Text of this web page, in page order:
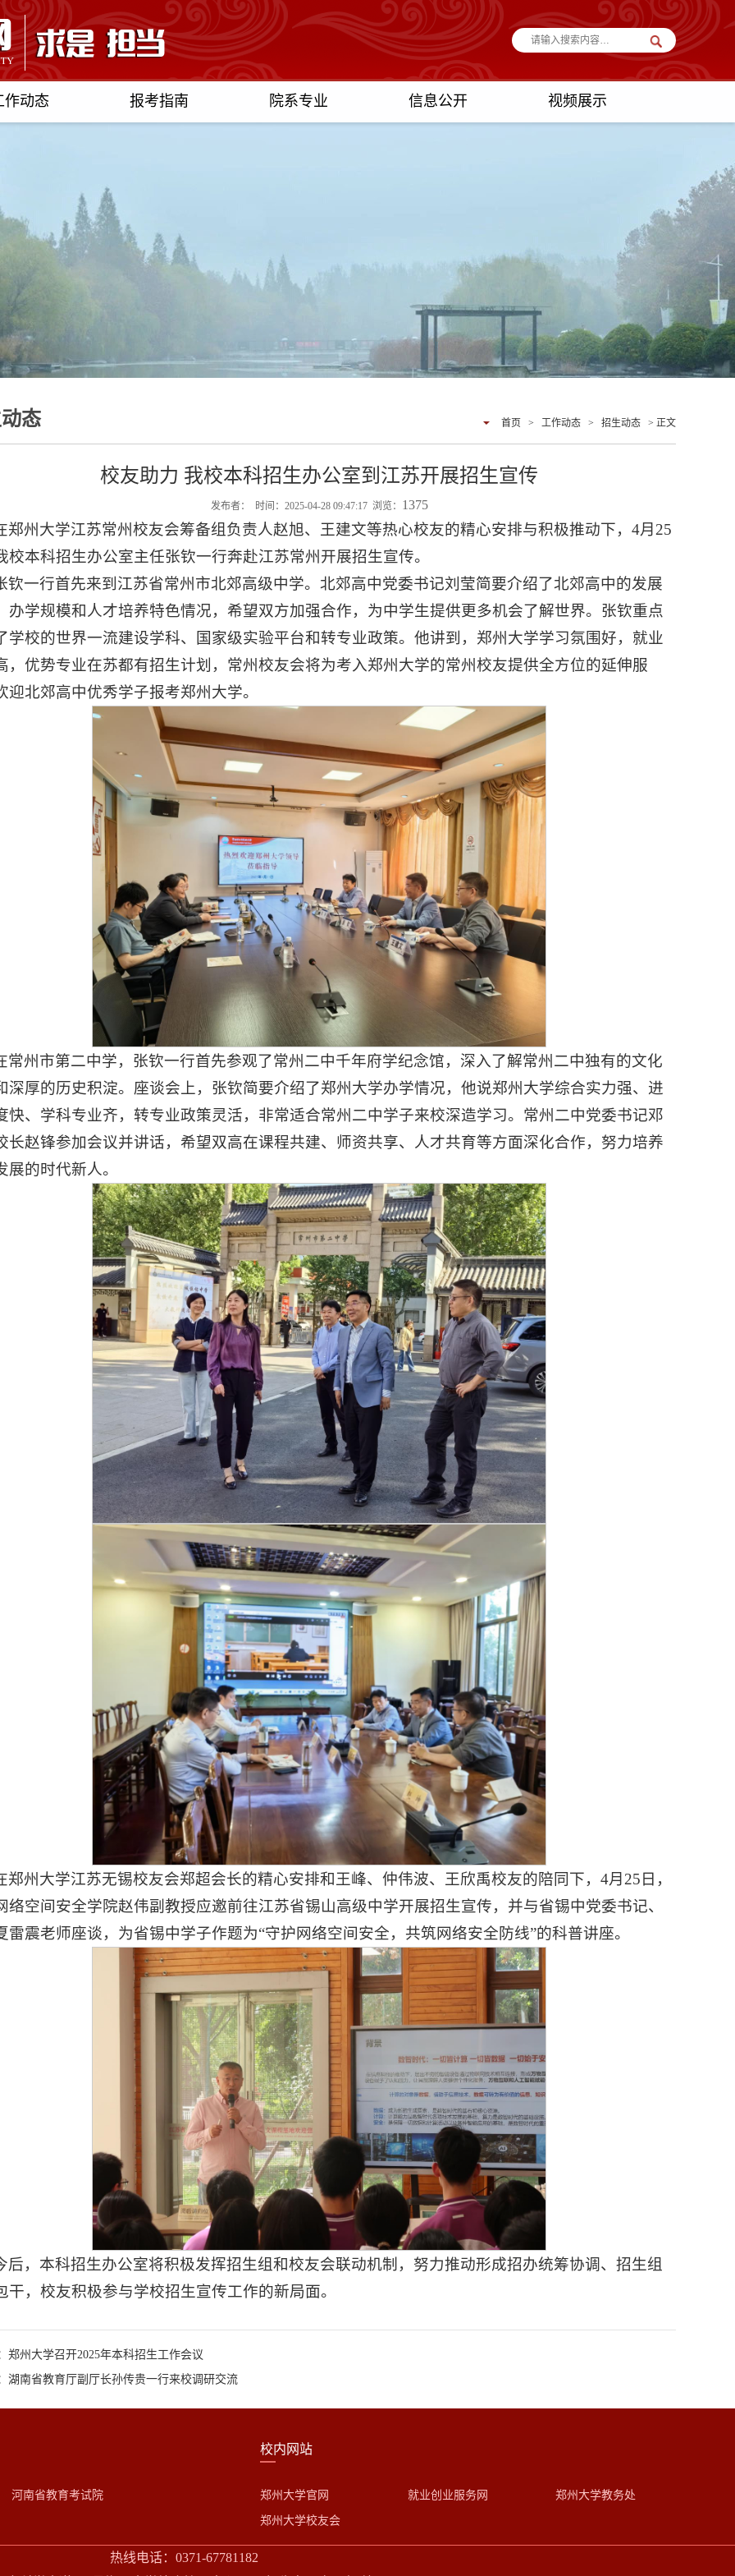
作动态 报考指南 院系专业 信息公开 视频展示
态 首页 > 工作动态 > 招生动态 > 正文
校友助力 我校本科招生办公室到江苏开展招生宣传
发布者： 时间：2025-04-28 09:47:17 浏览： 1375
郑州大学江苏常州校友会筹备组负责人赵旭、王建文等热心校友的精心安排与积极推动下，4月25
校本科招生办公室主任张钦一行奔赴江苏常州开展招生宣传。
钦一行首先来到江苏省常州市北郊高级中学。北郊高中党委书记刘莹简要介绍了北郊高中的发展
办学规模和人才培养特色情况，希望双方加强合作，为中学生提供更多机会了解世界。张钦重点
学校的世界一流建设学科、国家级实验平台和转专业政策。他讲到，郑州大学学习氛围好，就业
，优势专业在苏都有招生计划，常州校友会将为考入郑州大学的常州校友提供全方位的延伸服
迎北郊高中优秀学子报考郑州大学。
常州市第二中学，张钦一行首先参观了常州二中千年府学纪念馆，深入了解常州二中独有的文化
深厚的历史积淀。座谈会上，张钦简要介绍了郑州大学办学情况，他说郑州大学综合实力强、进
快、学科专业齐，转专业政策灵活，非常适合常州二中学子来校深造学习。常州二中党委书记邓
长赵锋参加会议并讲话，希望双高在课程共建、师资共享、人才共育等方面深化合作，努力培养
展的时代新人。
郑州大学江苏无锡校友会郑超会长的精心安排和王峰、仲伟波、王欣禹校友的陪同下，4月25日，
络空间安全学院赵伟副教授应邀前往江苏省锡山高级中学开展招生宣传，并与省锡中党委书记、
雷震老师座谈，为省锡中学子作题为“守护网络空间安全，共筑网络安全防线”的科普讲座。
后，本科招生办公室将积极发挥招生组和校友会联动机制，努力推动形成招办统筹协调、招生组
干，校友积极参与学校招生宣传工作的新局面。
郑州大学召开2025年本科招生工作会议
湖南省教育厅副厅长孙传贵一行来校调研交流
河南省教育考试院
校内网站
郑州大学官网
郑州大学校友会
就业创业服务网 郑州大学教务处
热线电话：0371-67781182